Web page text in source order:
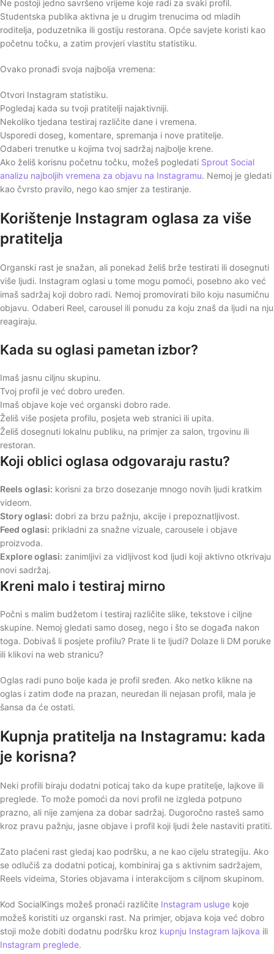
Ne postoji jedno savršeno vrijeme koje radi za svaki profil.
Studentska publika aktivna je u drugim trenucima od mladih
roditelja, poduzetnika ili gostiju restorana. Opće savjete koristi kao
početnu točku, a zatim provjeri vlastitu statistiku.
Ovako pronađi svoja najbolja vremena:
Otvori Instagram statistiku.
Pogledaj kada su tvoji pratitelji najaktivniji.
Nekoliko tjedana testiraj različite dane i vremena.
Usporedi doseg, komentare, spremanja i nove pratitelje.
Odaberi trenutke u kojima tvoj sadržaj najbolje krene.
Ako želiš korisnu početnu točku, možeš pogledati Sprout Social
analizu najboljih vremena za objavu na Instagramu. Nemoj je gledati
kao čvrsto pravilo, nego kao smjer za testiranje.
Korištenje Instagram oglasa za više
pratitelja
Organski rast je snažan, ali ponekad želiš brže testirati ili dosegnuti
više ljudi. Instagram oglasi u tome mogu pomoći, posebno ako već
imaš sadržaj koji dobro radi. Nemoj promovirati bilo koju nasumičnu
objavu. Odaberi Reel, carousel ili ponudu za koju znaš da ljudi na nju
reagiraju.
Kada su oglasi pametan izbor?
Imaš jasnu ciljnu skupinu.
Tvoj profil je već dobro uređen.
Imaš objave koje već organski dobro rade.
Želiš više posjeta profilu, posjeta web stranici ili upita.
Želiš dosegnuti lokalnu publiku, na primjer za salon, trgovinu ili
restoran.
Koji oblici oglasa odgovaraju rastu?
Reels oglasi: korisni za brzo dosezanje mnogo novih ljudi kratkim
videom.
Story oglasi: dobri za brzu pažnju, akcije i prepoznatljivost.
Feed oglasi: prikladni za snažne vizuale, carousele i objave
proizvoda.
Explore oglasi: zanimljivi za vidljivost kod ljudi koji aktivno otkrivaju
novi sadržaj.
Kreni malo i testiraj mirno
Počni s malim budžetom i testiraj različite slike, tekstove i ciljne
skupine. Nemoj gledati samo doseg, nego i što se događa nakon
toga. Dobivaš li posjete profilu? Prate li te ljudi? Dolaze li DM poruke
ili klikovi na web stranicu?
Oglas radi puno bolje kada je profil sređen. Ako netko klikne na
oglas i zatim dođe na prazan, neuredan ili nejasan profil, mala je
šansa da će ostati.
Kupnja pratitelja na Instagramu: kada
je korisna?
Neki profili biraju dodatni poticaj tako da kupe pratitelje, lajkove ili
preglede. To može pomoći da novi profil ne izgleda potpuno
prazno, ali nije zamjena za dobar sadržaj. Dugoročno rasteš samo
kroz pravu pažnju, jasne objave i profil koji ljudi žele nastaviti pratiti.
Zato plaćeni rast gledaj kao podršku, a ne kao cijelu strategiju. Ako
se odlučiš za dodatni poticaj, kombiniraj ga s aktivnim sadržajem,
Reels videima, Stories objavama i interakcijom s ciljnom skupinom.
Kod SocialKings možeš pronaći različite Instagram usluge koje
možeš koristiti uz organski rast. Na primjer, objava koja već dobro
stoji može dobiti dodatnu podršku kroz kupnju Instagram lajkova ili
Instagram preglede.